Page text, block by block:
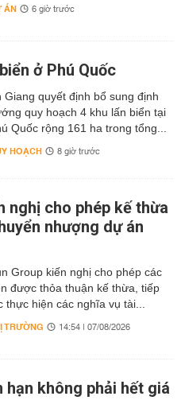
ÁN 6 giờ trước
ở Phú Quốc
Giang quyết định bổ sung định
quy hoạch 4 khu lấn biển tại
Quốc rộng 161 ha trong tổng...
HOẠCH 8 giờ trước
nghị cho phép kế thừa
nhượng dự án
Group kiến nghị cho phép các
được thỏa thuận kế thừa, tiếp
thực hiện các nghĩa vụ tài...
TRƯỜNG 14:54 | 07/08/2026
hạn không phải hết giá